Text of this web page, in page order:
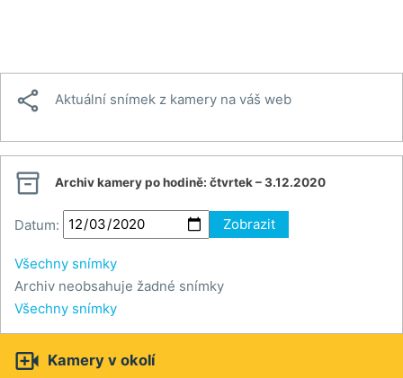
 Aktuální snímek z kamery na váš web
 Archiv kamery po hodině: čtvrtek – 3.12.2020
Datum: Zobrazit
Všechny snímky
Archiv neobsahuje žadné snímky
Všechny snímky
 Kamery v okolí